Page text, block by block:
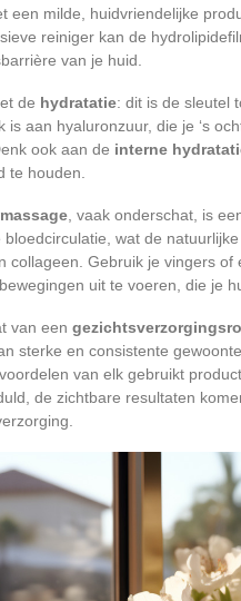
een milde, huidvriendelijke
reiniger kan de
van je huid.
de hydratatie: dit is de sleutel
is aan hyaluronzuur, die je ‘s
ook aan de interne
te houden.
, vaak onderschat, is
bloedcirculatie, wat de
collageen. Gebruik je vingers
uit te voeren, die je
van een
sterke en consistente
van elk gebruikt
de zichtbare resultaten